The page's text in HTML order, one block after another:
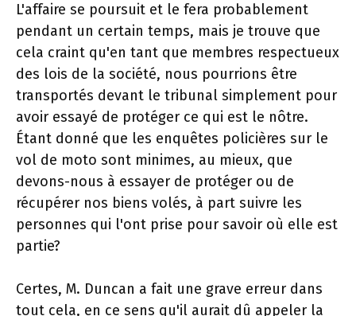
L'affaire se poursuit et le fera probablement
pendant un certain temps, mais je trouve que
cela craint qu'en tant que membres respectueux
des lois de la société, nous pourrions être
transportés devant le tribunal simplement pour
avoir essayé de protéger ce qui est le nôtre.
Étant donné que les enquêtes policières sur le
vol de moto sont minimes, au mieux, que
devons-nous à essayer de protéger ou de
récupérer nos biens volés, à part suivre les
personnes qui l'ont prise pour savoir où elle est
partie?
Certes, M. Duncan a fait une grave erreur dans
tout cela, en ce sens qu'il aurait dû appeler la